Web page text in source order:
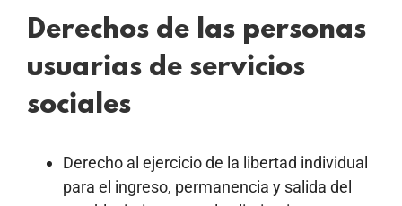
Derechos de las personas
usuarias de servicios
sociales
Derecho al ejercicio de la libertad individual
para el ingreso, permanencia y salida del